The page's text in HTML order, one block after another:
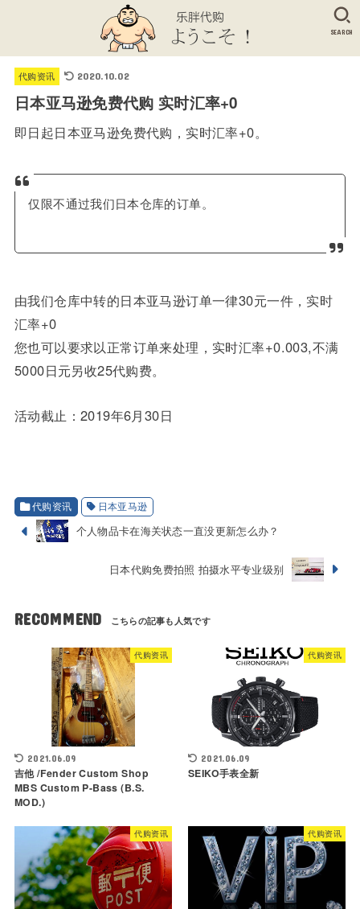
SEARCH
代购资讯 2020.10.02
日本亚马逊免费代购 实时汇率+0
即日起日本亚马逊免费代购，实时汇率+0。
仅限不通过我们日本仓库的订单。
由我们仓库中转的日本亚马逊订单一律30元一件，实时
汇率+0
您也可以要求以正常订单来处理，实时汇率+0.003,不满
5000日元另收25代购费。
活动截止：2019年6月30日
代购资讯 日本亚马逊
个人物品卡在海关状态一直没更新怎么办？
日本代购免费拍照 拍摄水平专业级别
RECOMMEND
代购资讯
2021.06.09
吉他 /Fender Custom Shop
MBS Custom P-Bass (B.S.
MOD.)
代购资讯
2021.06.09
SEIKO手表全新
代购资讯 代购资讯